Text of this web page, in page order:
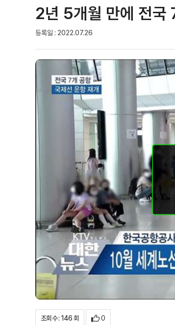
2년 5개월 만에 전국
등록일 : 2022.07.26
조회수 : 146 회 0